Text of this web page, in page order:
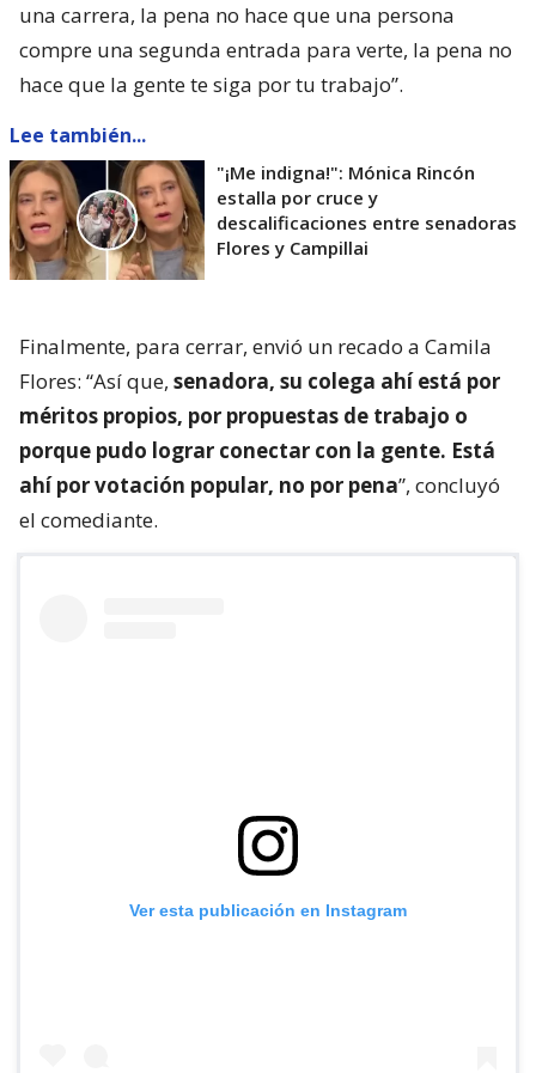
una carrera, la pena no hace que una persona
compre una segunda entrada para verte, la pena no
hace que la gente te siga por tu trabajo”.
Lee también...
"¡Me indigna!": Mónica Rincón
estalla por cruce y
descalificaciones entre senadoras
Flores y Campillai
Finalmente, para cerrar, envió un recado a Camila
Flores: “Así que, senadora, su colega ahí está por
méritos propios, por propuestas de trabajo o
porque pudo lograr conectar con la gente. Está
ahí por votación popular, no por pena”, concluyó
el comediante.
Ver esta publicación en Instagram